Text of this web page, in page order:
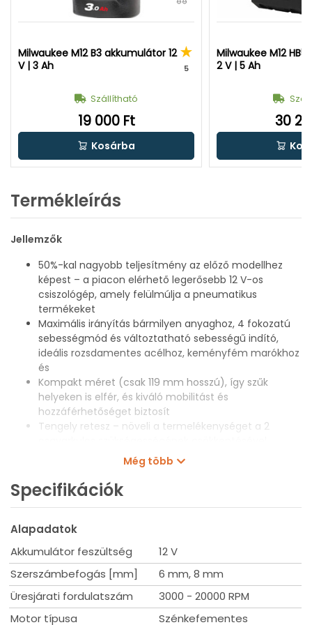
Milwaukee M12 B3 akkumulátor 12
V | 3 Ah
5
Szállítható
19 000 Ft
Kosárba
Milwaukee M12
2 V | 5 Ah
30
Termékleírás
Jellemzők
50%-kal nagyobb teljesítmény az előző modellhez
képest – a piacon elérhető legerősebb 12 V-os
csiszológép, amely felülmúlja a pneumatikus
termékeket
Maximális irányítás bármilyen anyaghoz, 4 fokozatú
sebességmód és változtatható sebességű indító,
ideális rozsdamentes acélhoz, keményfém marókhoz
és
Kompakt méret (csak 119 mm hosszú), így szűk
helyeken is elfér, és kiváló mobilitást és
hozzáférhetőséget biztosít
Tengely retesz – növeli a termelékenységet a 2
Univerzális szerszám befogás, kompatibilis 6 és 8
mm-es tartozékokkal
Kettős működésű biztonsági kioldó, amely
megakadályozza az automatikus bekapcsolást
láthatóság érdekében
nélküli technológia egyensúlyát. A MILWAUKEE®
POWERSTATE™ szénkefe nélküli motor, REDLITHIUM™
akkumul
Rugalmas akkumulátor rendszerrel - MILWAUKEE®
M12™ akkumulátorokkal működik
Még több
Specifikációk
Alapadatok
Akkumulátor feszültség
12 V
Szerszámbefogás [mm]
6 mm, 8 mm
Üresjárati fordulatszám
3000 - 20000 RPM
Motor típusa
Szénkefementes